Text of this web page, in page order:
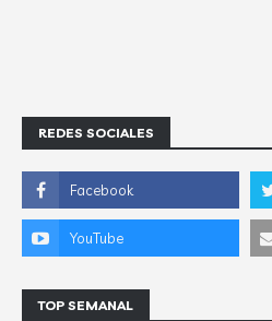
REDES SOCIALES
TOP SEMANAL